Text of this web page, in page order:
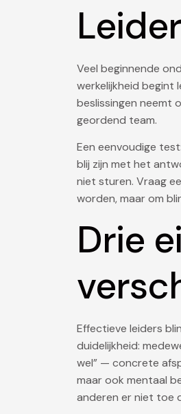
Veel beginnende
werkelijkheid begint
beslissingen neemt
geordend team.
Een eenvoudige
blij zijn met het
niet sturen. Vraag
worden, maar om
Drie
Effectieve leiders
duidelijkheid:
wel” — concrete
maar ook mentaal
anderen er niet toe